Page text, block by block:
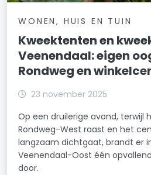
WONEN, HUIS EN TUIN
Kweektenten en
Veenendaal: eigen
Rondweg en
23 november 2025
Op een druilerige avond, terwijl
Rondweg-West raast en het
langzaam dichtgaat, brandt er
Veenendaal-Oost één
door.